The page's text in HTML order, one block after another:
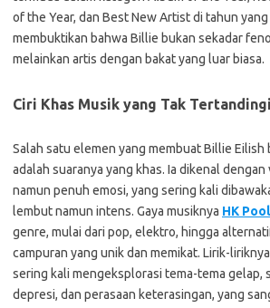
of the Year, dan Best New Artist di tahun yang
membuktikan bahwa Billie bukan sekadar
melainkan artis dengan bakat yang luar biasa.
Ciri Khas Musik yang Tak Tertandingi
Salah satu elemen yang membuat Billie Eilish
adalah suaranya yang khas. Ia dikenal
namun penuh emosi, yang sering kali
lembut namun intens. Gaya musiknya HK
genre, mulai dari pop, elektro, hingga
campuran yang unik dan memikat. Lirik-
sering kali mengeksplorasi tema-tema gelap,
depresi, dan perasaan keterasingan, yang